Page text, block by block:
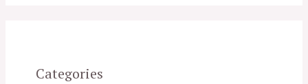
Categories